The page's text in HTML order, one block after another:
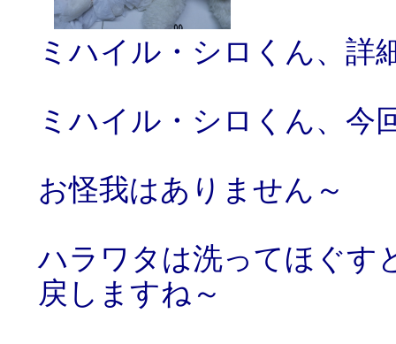
ミハイル・シロくん、詳
ミハイル・シロくん、今
お怪我はありません～
ハラワタは洗ってほぐす
戻しますね～